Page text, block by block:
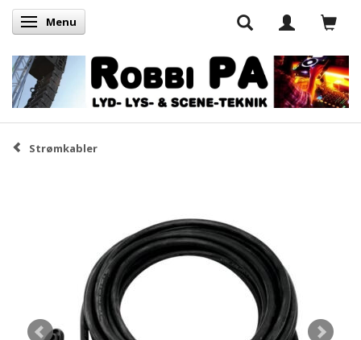
Skifte navigation
Menu
Strømkabler